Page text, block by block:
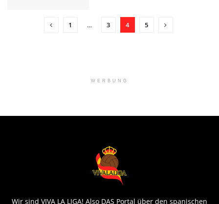
1 … 3 4 5
WERBUNG
Wir sind VIVA LA LIGA! Also DAS Portal über den spanischen